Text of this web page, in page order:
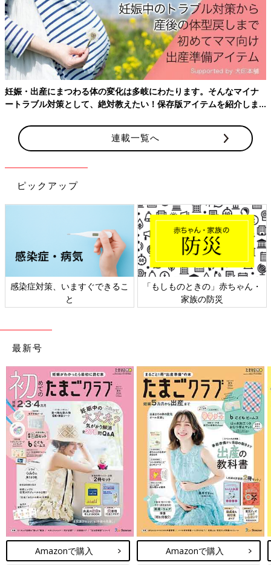
妊娠・出産にまつわる体の変化は多岐にわたります。そんなマイナ
ートラブル対策として、絶対教えたい！保存版アイテムを紹介しま
連載一覧へ
ピックアップ
感染症対策、いますぐできるこ
と
「もしものときの」赤ちゃん・
家族の防災
最新号
Amazonで購入 Amazonで購入